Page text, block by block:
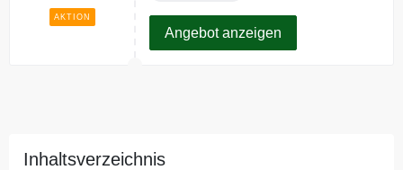
AKTION
Angebot anzeigen
Inhaltsverzeichnis